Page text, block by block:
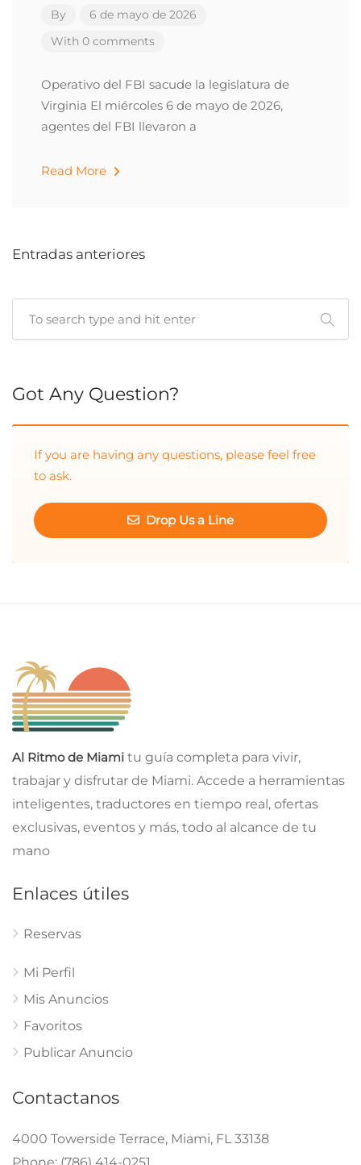
By
6 de mayo de 2026
With 0 comments
Operativo del FBI sacude la legislatura de
Virginia El miércoles 6 de mayo de 2026,
agentes del FBI llevaron a
Read More
Entradas anteriores
Got Any Question?
If you are having any questions, please feel free
to ask.
Drop Us a Line
Al Ritmo de Miami tu guía completa para vivir,
trabajar y disfrutar de Miami. Accede a herramientas
inteligentes, traductores en tiempo real, ofertas
exclusivas, eventos y más, todo al alcance de tu
mano
Enlaces útiles
Reservas
Mi Perfil
Mis Anuncios
Favoritos
Publicar Anuncio
Contactanos
4000 Towerside Terrace, Miami, FL 33138